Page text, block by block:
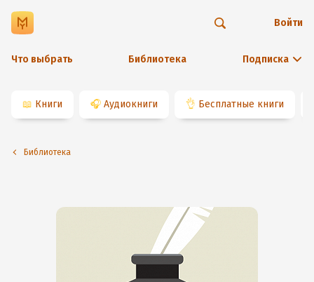
Что выбрать Библиотека Подписка
Войти
📖 Книги 🎧 Аудиокниги 👌 Бесплатные книги
Библиотека